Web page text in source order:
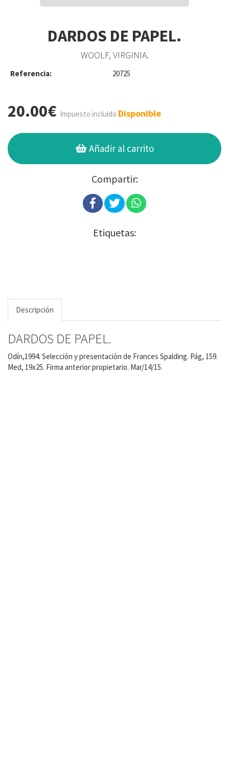
DARDOS DE PAPEL.
WOOLF, VIRGINIA.
Referencia: 20725
20.00€ Impuesto incluido Disponible
Añadir al carrito
Compartir:
Etiquetas:
Descripción
DARDOS DE PAPEL.
Odín,1994. Selección y presentación de Frances Spalding. Pág, 159.
Med, 19x25. Firma anterior propietario. Mar/14/15.